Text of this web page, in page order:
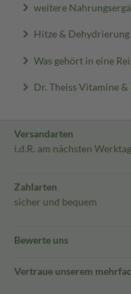
weitere
Hitze & Dehydrierung
Was gehört in eine
Dr. Theiss Vitamine
Versandarten
i.d.R. am nächsten Werktag
Zahlarten
sicher und bequem
Bewerte uns
Vertraue unserem